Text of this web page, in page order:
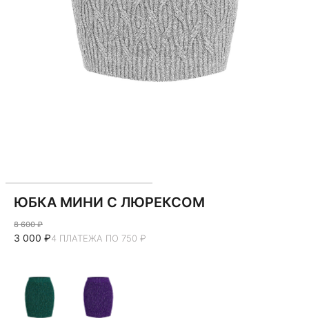
ЮБКА МИНИ С ЛЮРЕКСОМ
8 600 ₽
3 000 ₽4 ПЛАТЕЖА ПО 750 ₽